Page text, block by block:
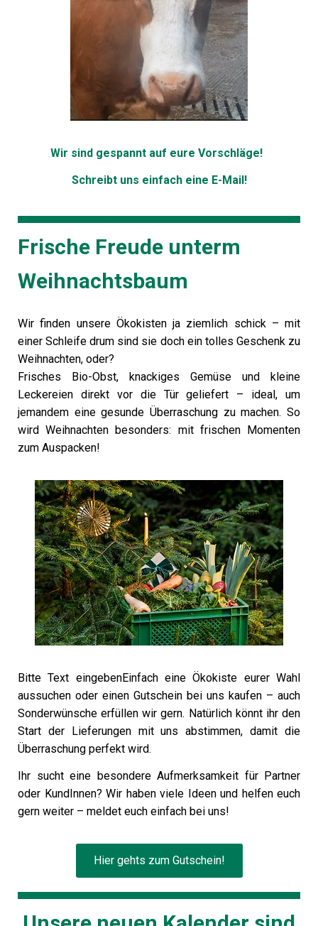
Wir sind gespannt auf eure Vorschläge!
Schreibt uns einfach eine E-Mail!
Frische Freude unterm
Weihnachtsbaum
Wir finden unsere Ökokisten ja ziemlich schick – mit
einer Schleife drum sind sie doch ein tolles Geschenk zu
Weihnachten, oder?
Frisches Bio-Obst, knackiges Gemüse und kleine
Leckereien direkt vor die Tür geliefert – ideal, um
jemandem eine gesunde Überraschung zu machen. So
wird Weihnachten besonders: mit frischen Momenten
zum Auspacken!
Bitte Text eingebenEinfach eine Ökokiste eurer Wahl
aussuchen oder einen Gutschein bei uns kaufen – auch
Sonderwünsche erfüllen wir gern. Natürlich könnt ihr den
Start der Lieferungen mit uns abstimmen, damit die
Überraschung perfekt wird.
Ihr sucht eine besondere Aufmerksamkeit für Partner
oder KundInnen? Wir haben viele Ideen und helfen euch
gern weiter – meldet euch einfach bei uns!
Hier gehts zum Gutschein!